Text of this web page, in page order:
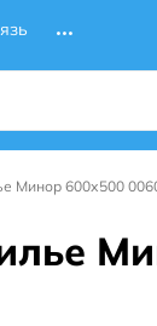
Минор 600х500